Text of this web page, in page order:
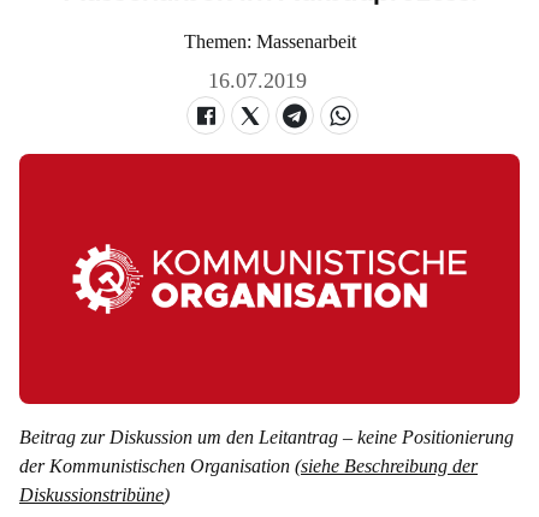
Themen: Massenarbeit
16.07.2019
Beitrag zur Diskussion um den Leitantrag – keine Positionierung
der Kommunistischen Organisation (siehe Beschreibung der
Diskussionstribüne)